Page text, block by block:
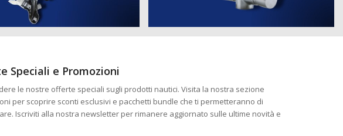
Speciali e Promozioni
le nostre offerte speciali sugli prodotti nautici. Visita la nostra sezione
per scoprire sconti esclusivi e pacchetti bundle che ti permetteranno di
Iscriviti alla nostra newsletter per rimanere aggiornato sulle ultime novità e